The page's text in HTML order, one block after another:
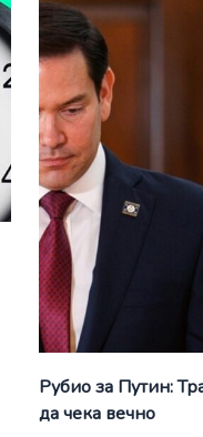
Рубио за Путин:
да чека вечно